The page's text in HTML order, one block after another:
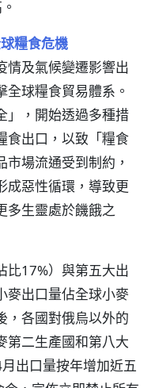
糧食危機
情及氣候變遷影響出
球糧食貿易體系。
」，開始透過多種措
食出口，以致「糧食
場流通受到制約，
成惡性循環，導致更
多生靈處於饑餓之
比17%）與第五大出
麥出口量佔全球小麥
，各國對俄烏以外的
第二生產國和第八大
出口量按年增加近五